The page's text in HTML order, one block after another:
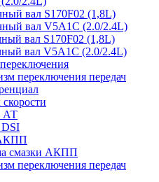
вал S170F02 (1,8L)
вал V5A1C (2.0/2.4L)
вал S170F02 (1,8L)
вал V5A1C (2.0/2.4L)
переключения передач
АТ
смазки АКПП
переключения передач